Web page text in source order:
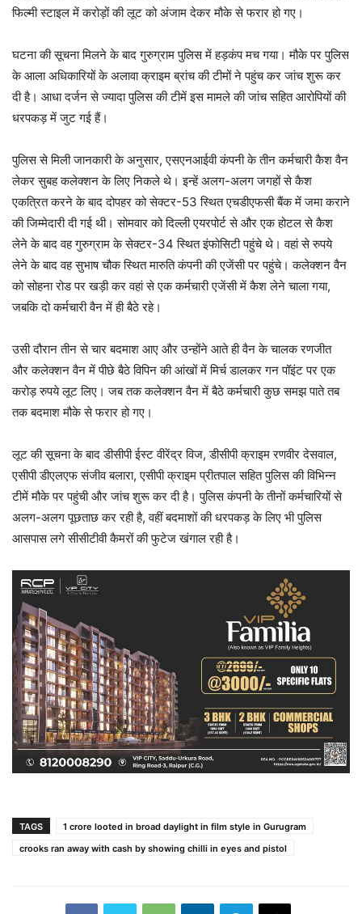
फिल्मी स्टाइल में करोड़ों की लूट को अंजाम देकर मौके से फरार हो गए।
घटना की सूचना मिलने के बाद गुरुग्राम पुलिस में हड़कंप मच गया। मौके पर पुलिस
के आला अधिकारियों के अलावा क्राइम ब्रांच की टीमों ने पहुंच कर जांच शुरू कर
दी है। आधा दर्जन से ज्यादा पुलिस की टीमें इस मामले की जांच सहित आरोपियों की
धरपकड़ में जुट गई हैं।
पुलिस से मिली जानकारी के अनुसार, एसएनआईवी कंपनी के तीन कर्मचारी कैश वैन
लेकर सुबह कलेक्शन के लिए निकले थे। इन्हें अलग-अलग जगहों से कैश
एकत्रित करने के बाद दोपहर को सेक्टर-53 स्थित एचडीएफसी बैंक में जमा कराने
की जिम्मेदारी दी गई थी। सोमवार को दिल्ली एयरपोर्ट से और एक होटल से कैश
लेने के बाद वह गुरुग्राम के सेक्टर-34 स्थित इंफोसिटी पहुंचे थे। वहां से रुपये
लेने के बाद वह सुभाष चौक स्थित मारुति कंपनी की एजेंसी पर पहुंचे। कलेक्शन वैन
को सोहना रोड पर खड़ी कर वहां से एक कर्मचारी एजेंसी में कैश लेने चाला गया,
जबकि दो कर्मचारी वैन में ही बैठे रहे।
उसी दौरान तीन से चार बदमाश आए और उन्होंने आते ही वैन के चालक रणजीत
और कलेक्शन वैन में पीछे बैठे विपिन की आंखों में मिर्च डालकर गन पॉइंट पर एक
करोड़ रुपये लूट लिए। जब तक कलेक्शन वैन में बैठे कर्मचारी कुछ समझ पाते तब
तक बदमाश मौके से फरार हो गए।
लूट की सूचना के बाद डीसीपी ईस्ट वीरेंद्र विज, डीसीपी क्राइम रणवीर देसवाल,
एसीपी डीएलएफ संजीव बलारा, एसीपी क्राइम प्रीतपाल सहित पुलिस की विभिन्न
टीमें मौके पर पहुंची और जांच शुरू कर दी है। पुलिस कंपनी के तीनों कर्मचारियों से
अलग-अलग पूछताछ कर रही है, वहीं बदमाशों की धरपकड़ के लिए भी पुलिस
आसपास लगे सीसीटीवी कैमरों की फुटेज खंगाल रही है।
TAGS
1 crore looted in broad daylight in film style in Gurugram
crooks ran away with cash by showing chilli in eyes and pistol